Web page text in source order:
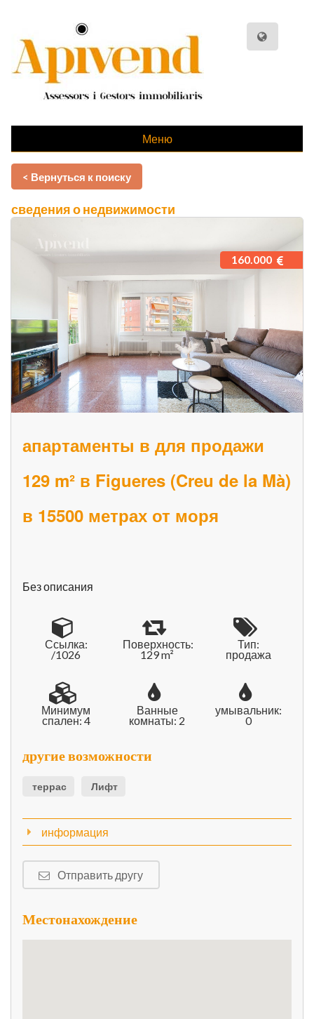
Меню
< Вернуться к поиску
сведения о недвижимости
апартаменты в для продажи
129 m² в Figueres (Creu de la Mà)
в 15500 метрах от моря
160.000
Без описания
Ссылка:
/1026
Поверхность:
129 m²
Тип:
продажа
Минимум
спален: 4
Ванные
комнаты: 2
умывальник:
0
другие возможности
террас Лифт
информация
Отправить другу
Местонахождение